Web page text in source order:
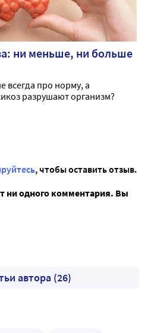
ни меньше, ни больше
всегда про норму, а
разрушают организм?
, чтобы оставить отзыв.
ни одного комментария. Вы
автора (26)